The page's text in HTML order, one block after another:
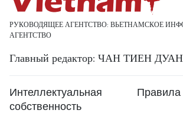
РУКОВОДЯЩЕЕ АГЕНТСТВО: ВЬЕТНАМСКОЕ
АГЕНТСТВО
Главный редактор: ЧАН ТИЕН ДУАН
Интеллектуальная
собственность
Правила